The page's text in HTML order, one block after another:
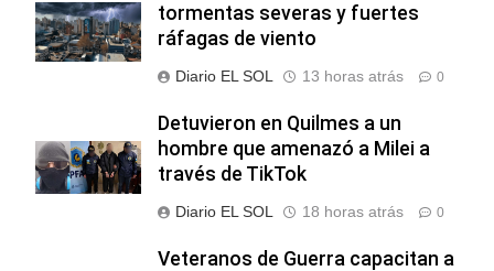
tormentas severas y fuertes
ráfagas de viento
Diario EL SOL 13 horas atrás 0
Detuvieron en Quilmes a un
hombre que amenazó a Milei a
través de TikTok
Diario EL SOL 18 horas atrás 0
Veteranos de Guerra capacitan a